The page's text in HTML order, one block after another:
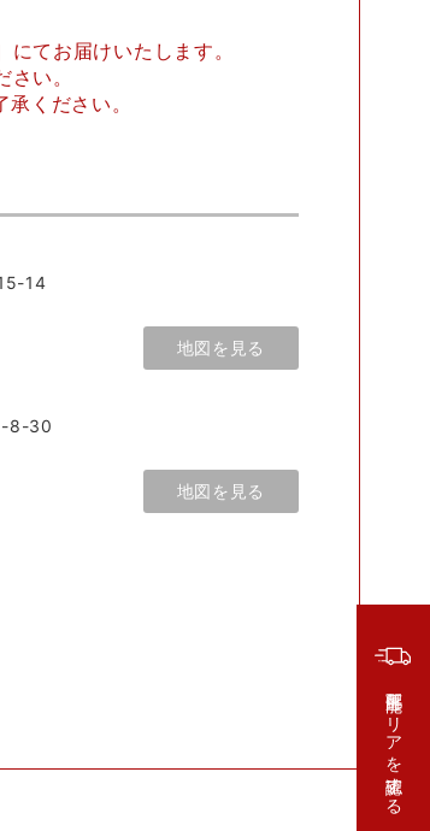
てお届けいたします。
い。
ください。
14
地図を見る
8-30
地図を見る
配達可能エリアを確認する